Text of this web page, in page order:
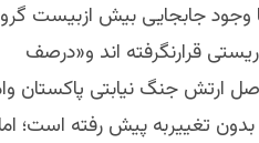
جابجایی بیش ازبیست
قرارنگرفته اند و«درصف
ارتش جنگ نیابتی پاکستان
تغییربه پیش رفته است؛ اما